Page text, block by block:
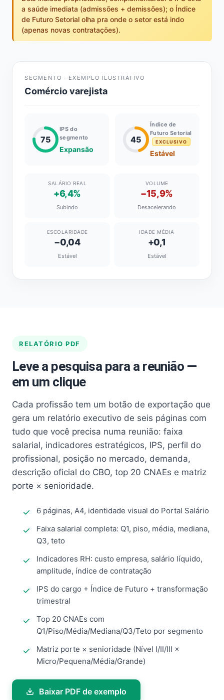
a saúde imediata (admissões + demissões); o Índice
de Futuro Setorial olha pra onde o setor está indo
(apenas novas contratações).
SEGMENTO · EXEMPLO ILUSTRATIVO
Comércio varejista
75
IPS do
segmento
Expansão
45
Índice de
Futuro Setorial
EXCLUSIVO
Estável
SALÁRIO REAL
+6,4%
Subindo
VOLUME
−15,9%
Desacelerando
ESCOLARIDADE
−0,04
Estável
IDADE MÉDIA
+0,1
Estável
RELATÓRIO PDF
Leve a pesquisa para a reunião —
em um clique
Cada profissão tem um botão de exportação que
gera um relatório executivo de seis páginas com
tudo que você precisa numa reunião: faixa
salarial, indicadores estratégicos, IPS, perfil do
profissional, posição no mercado, demanda,
descrição oficial do CBO, top 20 CNAEs e matriz
porte × senioridade.
6 páginas, A4, identidade visual do Portal Salário
Faixa salarial completa: Q1, piso, média, mediana,
Q3, teto
Indicadores RH: custo empresa, salário líquido,
amplitude, índice de contratação
IPS do cargo + Índice de Futuro + transformação
trimestral
Top 20 CNAEs com
Q1/Piso/Média/Mediana/Q3/Teto por segmento
Matriz porte × senioridade (Nível I/II/III ×
Micro/Pequena/Média/Grande)
Baixar PDF de exemplo